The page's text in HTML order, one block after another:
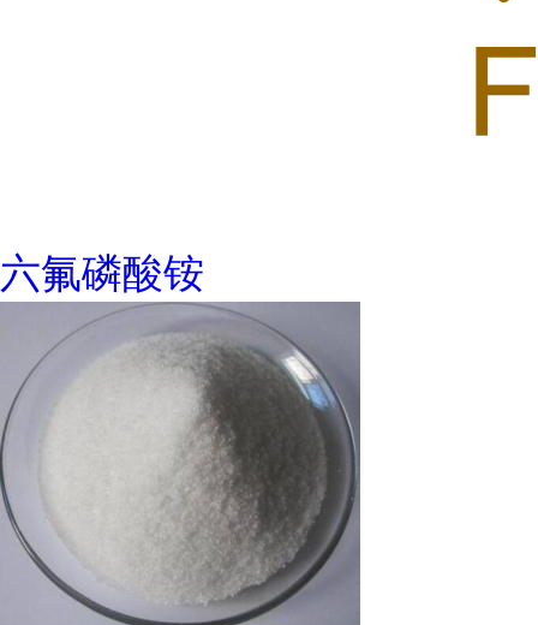
六氟磷酸铵